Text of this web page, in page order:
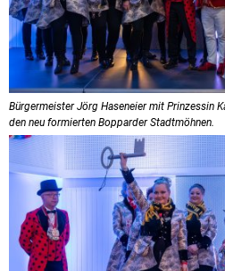
Bürgermeister Jörg Haseneier mit Prinzessin
den neu formierten Bopparder Stadtmöhnen.